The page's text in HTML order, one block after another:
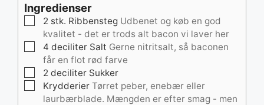
Ingredienser
▢
2 stk. Ribbensteg Udbenet og køb en god
kvalitet - det er trods alt bacon vi laver her
▢
4 deciliter Salt Gerne nitritsalt, så baconen
får en flot rød farve
▢
2 deciliter Sukker
▢
Krydderier Tørret peber, enebær eller
laurbærblade. Mængden er efter smag - men